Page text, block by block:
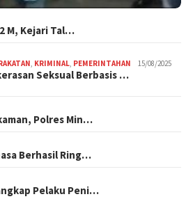
M, Kejari Tal…
KRIMINAL PEMERINTAHAN 15/08/2025
Seksual Berbasis …
Polres Min…
Berhasil Ring…
Pelaku Peni…